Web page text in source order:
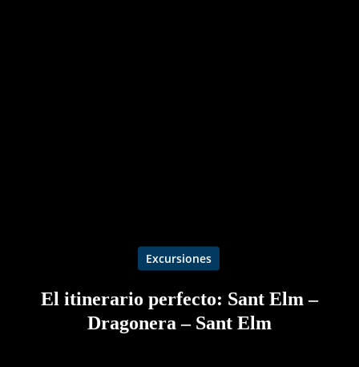
Excursiones
El itinerario perfecto: Sant Elm –
Dragonera – Sant Elm